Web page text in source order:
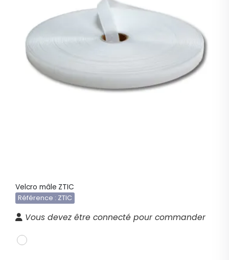
Velcro mâle ZTIC
Référence : ZTIC
Vous devez être connecté pour commander